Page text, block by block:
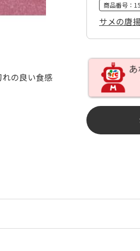
商品番号：
サメの唐
の良い食感